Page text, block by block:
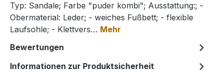
Typ: Sandale; Farbe "puder kombi"; Ausstattung:; -
Obermaterial: Leder; - weiches Fußbett; - flexible
Laufsohle; - Klettvers… Mehr
Bewertungen
Informationen zur Produktsicherheit